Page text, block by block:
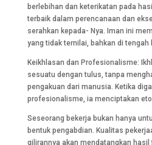
berlebihan dan keterikatan pada
terbaik dalam perencanaan dan
serahkan kepada- Nya. Iman ini
yang tidak ternilai, bahkan di tengah
Keikhlasan dan Profesionalisme:
sesuatu dengan tulus, tanpa
pengakuan dari manusia. Ketika
profesionalisme, ia menciptakan
Seseorang bekerja bukan hanya
bentuk pengabdian. Kualitas
gilirannya akan mendatangkan